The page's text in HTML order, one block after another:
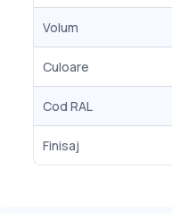
Volum
Culoare
Cod RAL
Finisaj